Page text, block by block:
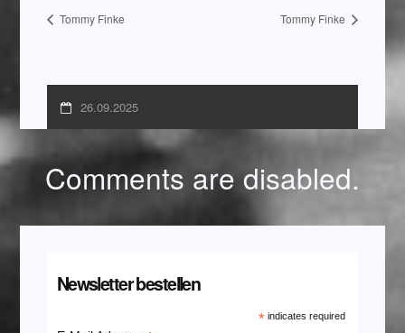
Tommy Finke Tommy Finke
26.09.2025
Comments are disabled.
Newsletter bestellen
* indicates required